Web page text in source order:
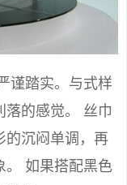
谨踏实。与式样
落的感觉。 丝巾
的沉闷单调，再
。 如果搭配黑色